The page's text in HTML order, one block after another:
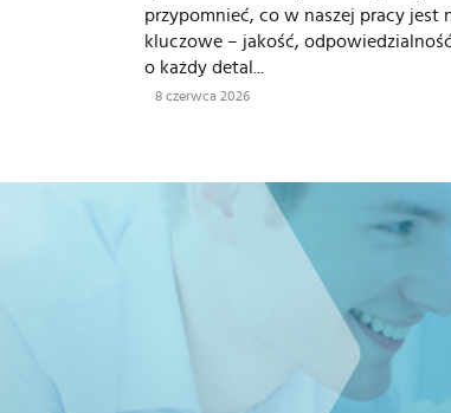
przypomnieć, co w naszej pracy jest
kluczowe – jakość,
o każdy detal...
8 czerwca 2026